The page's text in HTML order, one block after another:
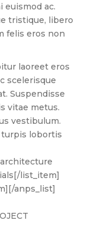
euismod ac.
tristique, libero
felis eros non
laoreet eros
scelerisque
Suspendisse
vitae metus.
vestibulum.
lobortis
list_item]
anps_list]